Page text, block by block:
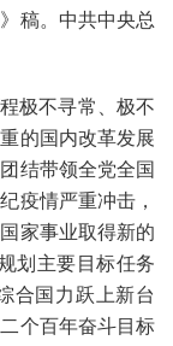
稿。中共中央总
极不寻常、极不
的国内改革发展
结带领全党全国
疫情严重冲击，
家事业取得新的
划主要目标任务
合国力跃上新台
个百年奋斗目标